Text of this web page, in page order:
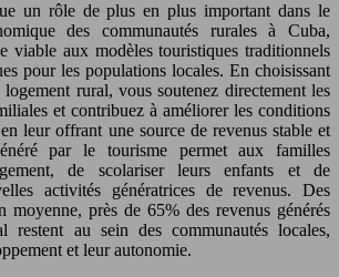
un rôle de plus en plus important dans le
des communautés rurales à Cuba,
viable aux modèles touristiques traditionnels
pour les populations locales. En choisissant
rural, vous soutenez directement les
et contribuez à améliorer les conditions
leur offrant une source de revenus stable et
par le tourisme permet aux familles
de scolariser leurs enfants et de
activités génératrices de revenus. Des
moyenne, près de 65% des revenus générés
restent au sein des communautés locales,
et leur autonomie.